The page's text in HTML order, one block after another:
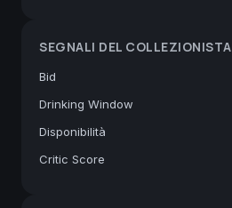
SEGNALI DEL COLLEZIONISTA
Bid
Drinking Window
Disponibilità
Critic Score